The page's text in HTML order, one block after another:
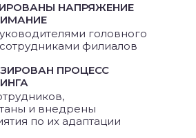
ПРОЦЕСС
головного
филиалов
НАПРЯЖЕНИЕ
и внедрены
по их адаптации